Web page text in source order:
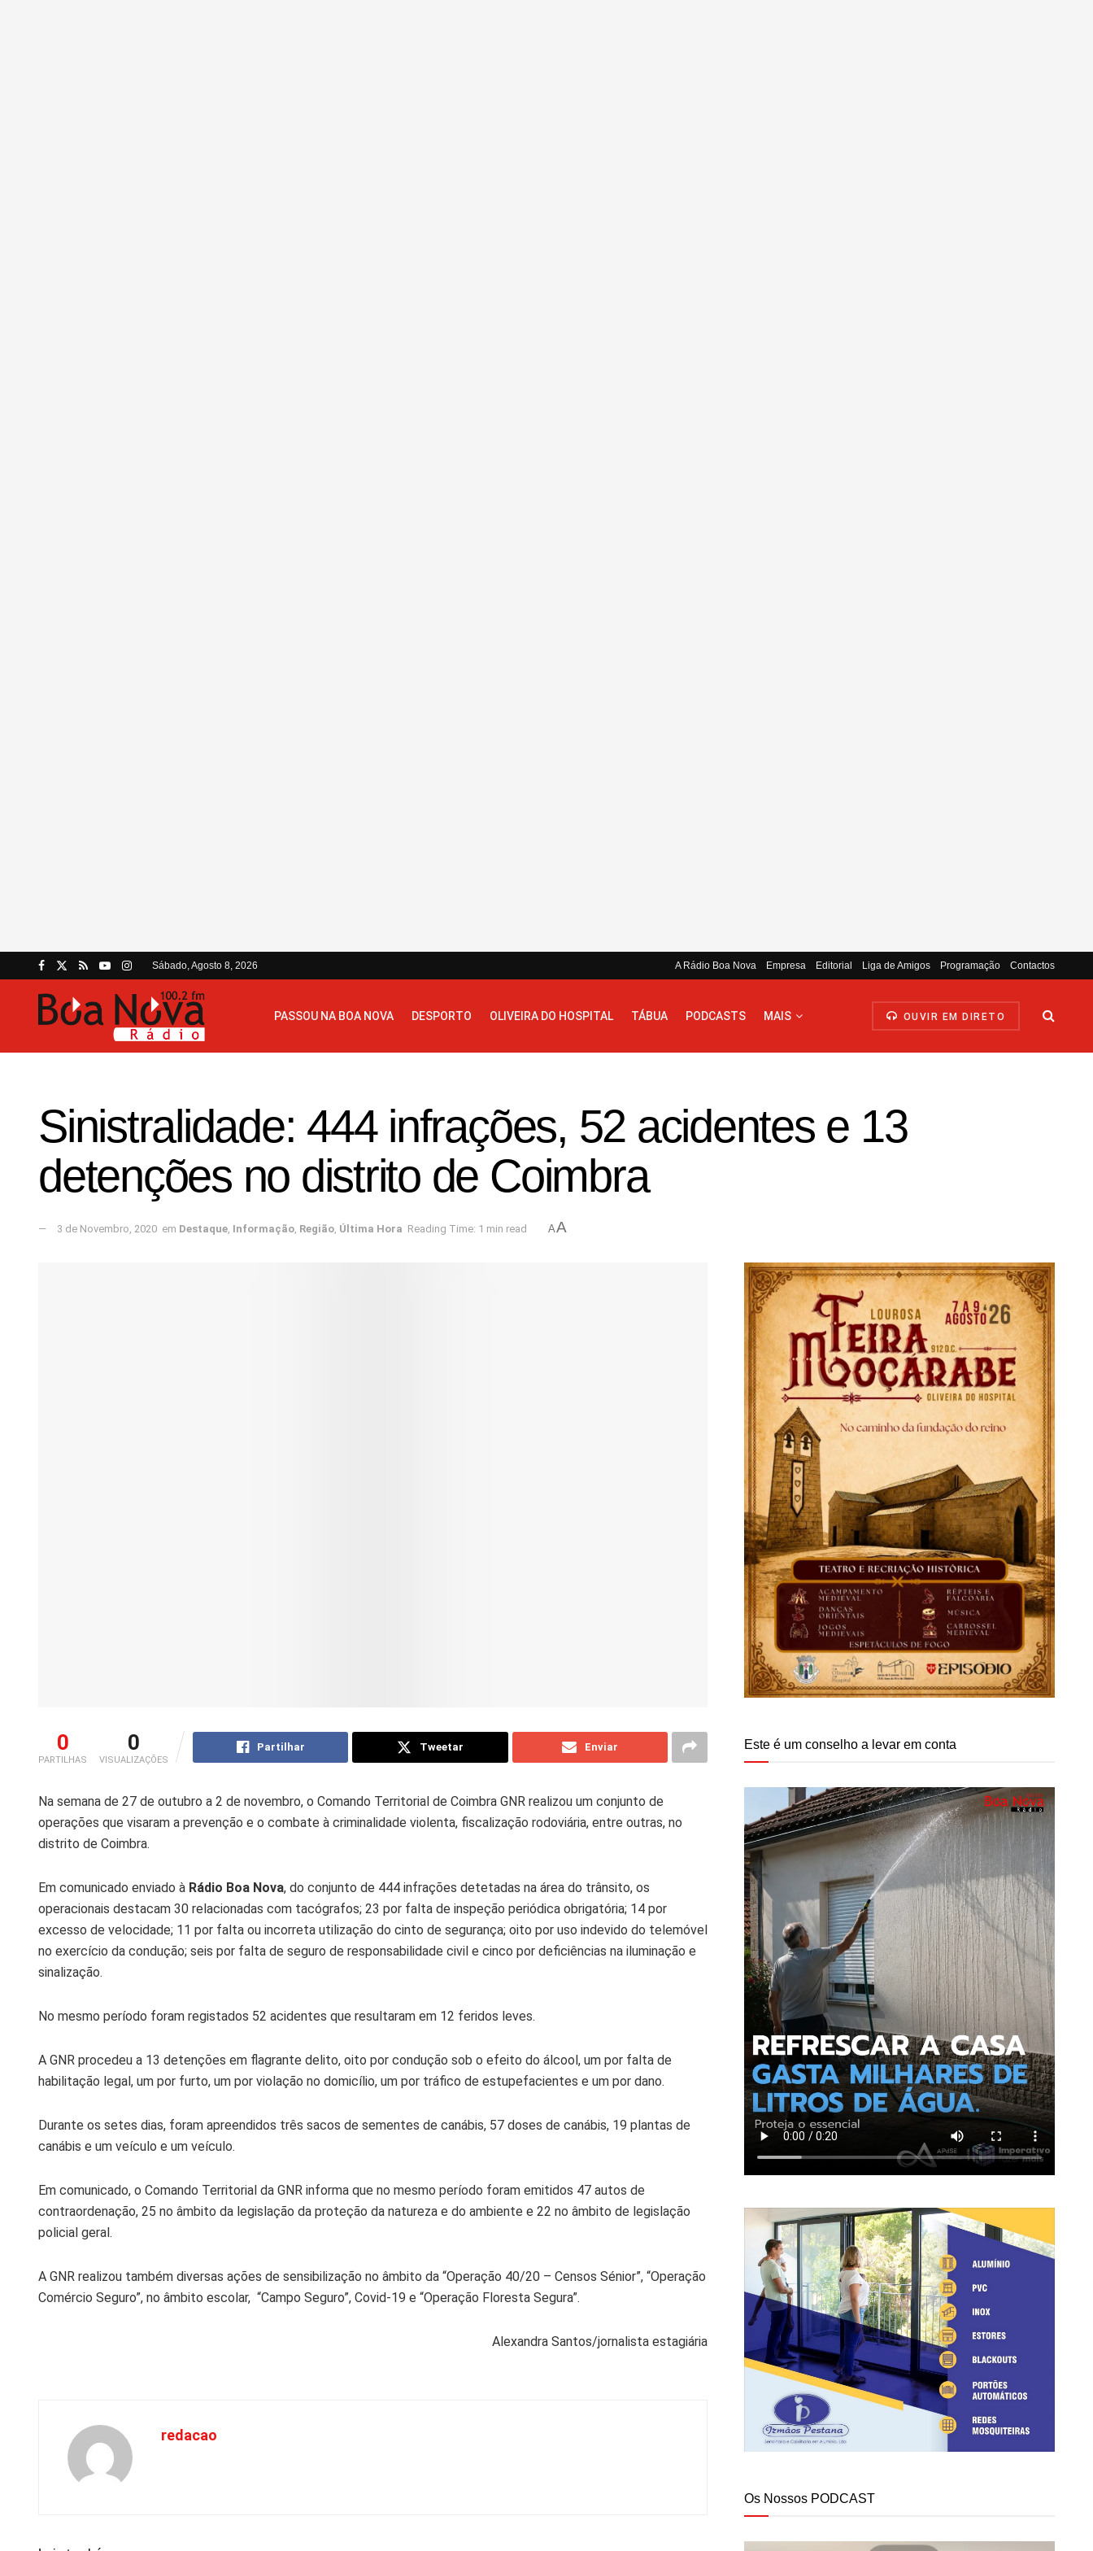
Sábado, Agosto 8, 2026 A Rádio Boa Nova Empresa Editorial Liga de Amigos Programação Contactos
PASSOU NA BOA NOVA DESPORTO OLIVEIRA DO HOSPITAL TÁBUA PODCASTS MAIS OUVIR EM DIRETO
Sinistralidade: 444 infrações, 52 acidentes e 13
detenções no distrito de Coimbra
3 de Novembro, 2020 em Destaque, Informação, Região, Última Hora Reading Time: 1 min read AA
0
PARTILHAS
0
VISUALIZAÇÕES
Partilhar Tweetar Enviar
Na semana de 27 de outubro a 2 de novembro, o Comando Territorial de Coimbra GNR realizou um conjunto de
operações que visaram a prevenção e o combate à criminalidade violenta, fiscalização rodoviária, entre outras, no
distrito de Coimbra.
Em comunicado enviado à Rádio Boa Nova, do conjunto de 444 infrações detetadas na área do trânsito, os
operacionais destacam 30 relacionadas com tacógrafos; 23 por falta de inspeção periódica obrigatória; 14 por
excesso de velocidade; 11 por falta ou incorreta utilização do cinto de segurança; oito por uso indevido do telemóvel
no exercício da condução; seis por falta de seguro de responsabilidade civil e cinco por deficiências na iluminação e
sinalização.
No mesmo período foram registados 52 acidentes que resultaram em 12 feridos leves.
A GNR procedeu a 13 detenções em flagrante delito, oito por condução sob o efeito do álcool, um por falta de
habilitação legal, um por furto, um por violação no domicílio, um por tráfico de estupefacientes e um por dano.
Durante os setes dias, foram apreendidos três sacos de sementes de canábis, 57 doses de canábis, 19 plantas de
canábis e um veículo e um veículo.
Em comunicado, o Comando Territorial da GNR informa que no mesmo período foram emitidos 47 autos de
contraordenação, 25 no âmbito da legislação da proteção da natureza e do ambiente e 22 no âmbito de legislação
policial geral.
A GNR realizou também diversas ações de sensibilização no âmbito da “Operação 40/20 – Censos Sénior”, “Operação
Comércio Seguro”, no âmbito escolar, “Campo Seguro”, Covid-19 e “Operação Floresta Segura”.
Alexandra Santos/jornalista estagiária
redacao
Este é um conselho a levar em conta
Os Nossos PODCAST